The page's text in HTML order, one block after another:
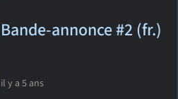
Bande-annonce #2 (fr.)
il y a 5 ans